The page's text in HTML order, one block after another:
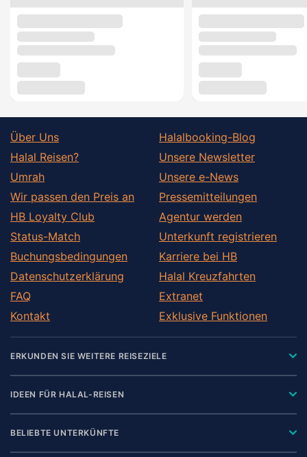
Über Uns
Halal Reisen?
Umrah
Wir passen den Preis an
HB Loyalty Club
Status-Match
Buchungsbedingungen
Datenschutzerklärung
FAQ
Kontakt
Halalbooking-Blog
Unsere Newsletter
Unsere e-News
Pressemitteilungen
Agentur werden
Unterkunft registrieren
Karriere bei HB
Halal Kreuzfahrten
Extranet
Exklusive Funktionen
ERKUNDEN SIE WEITERE REISEZIELE
IDEEN FÜR HALAL-REISEN
BELIEBTE UNTERKÜNFTE